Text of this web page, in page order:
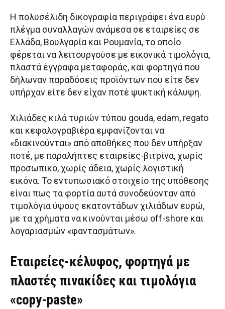
Η πολυσέλιδη δικογραφία περιγράφει ένα ευρύ
πλέγμα συναλλαγών ανάμεσα σε εταιρείες σε
Ελλάδα, Βουλγαρία και Ρουμανία, το οποίο
φέρεται να λειτουργούσε με εικονικά τιμολόγια,
πλαστά έγγραφα μεταφοράς, και φορτηγά που
δήλωναν παραδόσεις προϊόντων που είτε δεν
υπήρχαν είτε δεν είχαν ποτέ ψυκτική κάλυψη.
Χιλιάδες κιλά τυριών τύπου gouda, edam, regato
και κεφαλογραβιέρα εμφανίζονται να
«διακινούνται» από αποθήκες που δεν υπήρξαν
ποτέ, με παραλήπτες εταιρείες-βιτρίνα, χωρίς
προσωπικό, χωρίς άδεια, χωρίς λογιστική
εικόνα. Το εντυπωσιακό στοιχείο της υπόθεσης
είναι πως τα φορτία αυτά συνοδεύονταν από
τιμολόγια ύψους εκατοντάδων χιλιάδων ευρώ,
με τα χρήματα να κινούνται μέσω off-shore και
λογαριασμών «φαντασμάτων».
Εταιρείες-κέλυφος, φορτηγά με
πλαστές πινακίδες και τιμολόγια
«copy-paste»